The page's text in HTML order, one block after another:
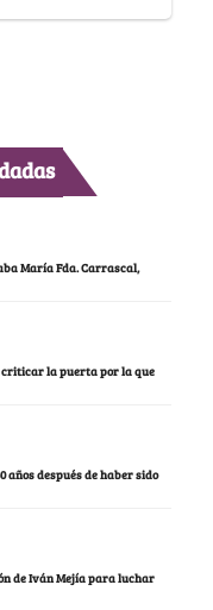
María Fda. Carrascal,
criticar la puerta por la que
años después de haber sido
de Iván Mejía para luchar